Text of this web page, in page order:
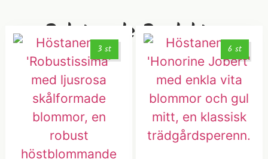
Relaterade Produkter
3 st 6 st